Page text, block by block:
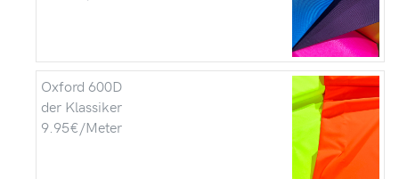
Oxford 600D
der Klassiker
9.95€/Meter